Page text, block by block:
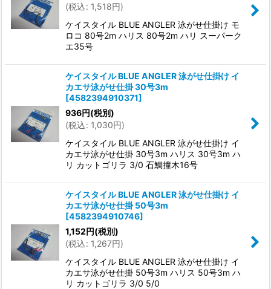
(税込: 1,518円)
ケイスタイル BLUE ANGLER 泳がせ仕掛け モ
ロコ 80号2m ハリス 80号2m ハリ スーパーク
エ35号
ケイスタイル BLUE ANGLER 泳がせ仕掛け イ
カエサ泳がせ仕掛 30号3m
[4582394910371]
936円(税別)
(税込: 1,030円)
ケイスタイル BLUE ANGLER 泳がせ仕掛け イ
カエサ泳がせ仕掛 30号3m ハリス 30号3m ハ
リ カットゴリラ 3/0 石鯛撞木16号
ケイスタイル BLUE ANGLER 泳がせ仕掛け イ
カエサ泳がせ仕掛 50号3m
[4582394910746]
1,152円(税別)
(税込: 1,267円)
ケイスタイル BLUE ANGLER 泳がせ仕掛け イ
カエサ泳がせ仕掛 50号3m ハリス 50号3m ハ
リ カットゴリラ 3/0 5/0